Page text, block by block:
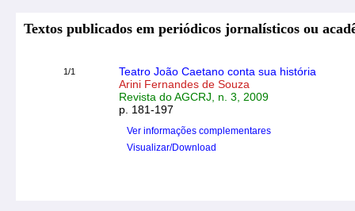
Textos publicados em periódicos jornalísticos ou
1/1
Teatro João Caetano conta sua história
Arini Fernandes de Souza
Revista do AGCRJ, n. 3, 2009
p. 181-197
Ver informações complementares
Visualizar/Download